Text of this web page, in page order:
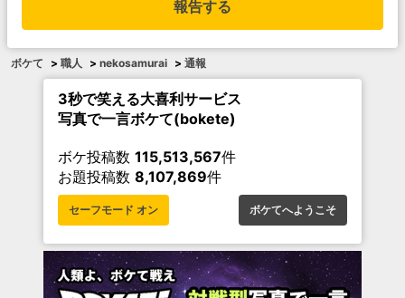
報告する
ボケて > 職人 > nekosamurai > 通報
3秒で笑える大喜利サービス
写真で一言ボケて(bokete)
ボケ投稿数 115,513,567件
お題投稿数 8,107,869件
セーフモード オン ボケてへようこそ